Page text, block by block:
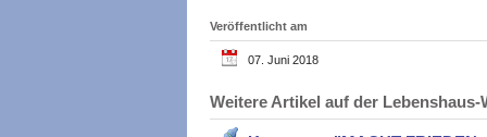
Veröffentlicht am
07. Juni 2018
Weitere Artikel auf der